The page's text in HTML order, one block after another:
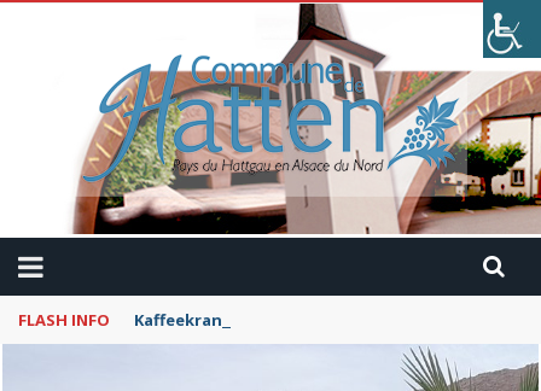
FLASH INFO Kaffeekranzel : Le Maroc en camping-car avec